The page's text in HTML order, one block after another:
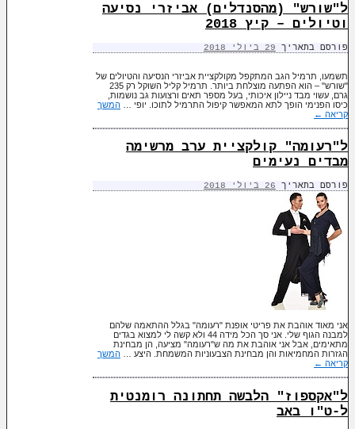
ל"שורש" (מהסנדלים) אביזרי נסיעה
וטיולים – קיץ 2018
פורסם בתאריך 29 ביולי 2018
תשמעו, תרמיל הגב המתקפל מקולקציית אביזרי הנסיעה והטיולים של
"שורש" – הוא הפתעה מוצלחת ביותר. תרמיל קליל השוקל רק 235
גרם, עשוי מבד ניילון איכותי, בעל מספר תאים ורצועות גב נושמות,
כיסו הפנימי הופך לתא המאפשר קיפול התרמיל לתוכו. יופי … המשך
קריאה ←
ל"רעומה" קולקציית ערב מרשימה
מבדים נעימים
פורסם בתאריך 26 ביולי 2018
אני מאוד אוהבת את פריטי אופנת "רעומה" בגלל ההתאמה שלהם
למבנה הגוף שלי. אני סך הכל מידה 44 ולא קשה לי למצוא בגדים
מתאימים, אבל אני אוהבת את מה ש"רעומה" מציעה, הן מבחינת
הגזרות המחמיאות והן מבחינת הצבעוניות המשמחת. היצע … המשך
קריאה ←
ל"אקספוז" הלבשה תחתונה רומנטית
ל-ט"ו באב